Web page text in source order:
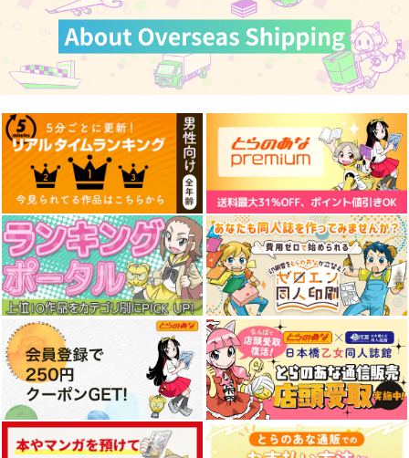
ろけます！ヨーロッパ
7世界遺産の旅
さざなみ壊変
660円（税込）
サンプル
作品詳細
推しの聖地巡礼でイラ
クに行った話
Crazy9
1,447円（税込）
ギルガメッシュ
サンプル
作品詳細
世界の沿岸砲台・マル
タ編Vol.3
芬蘭堂
2,500円（税込）
ドイツ
サンプル
作品詳細